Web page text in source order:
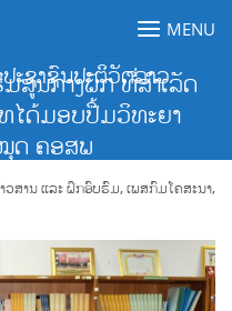
ະຊາຊົນປະຕິວັດລາວ
MENU
ສູນກາງພັກ ທີ່ສໍາເລັດ
ໄດ້ມອບປື້ມວິທະຍາ
ດ ຄອສພ
ສານ ແລະ ຝຶກອົບຮົມ,ເພສກົມໂຄສະນາ,